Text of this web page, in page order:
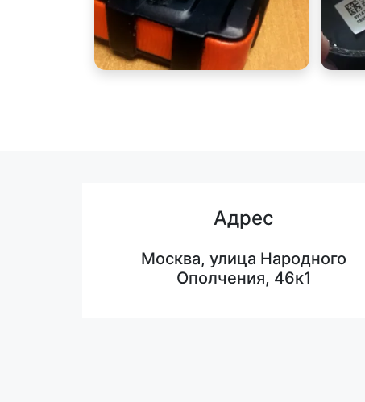
Адрес
Москва, улица Народного
Ополчения, 46к1